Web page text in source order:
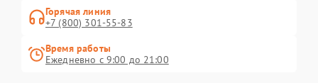
Горячая линия
+7 (800) 301-55-83
Время работы
Ежедневно с 9:00 до 21:00